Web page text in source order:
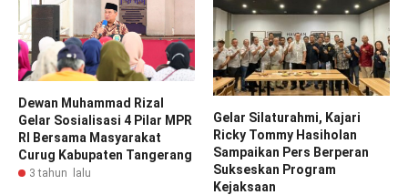
Dewan Muhammad Rizal
Gelar Sosialisasi 4 Pilar MPR
RI Bersama Masyarakat
Curug Kabupaten Tangerang
3 tahun lalu
Gelar Silaturahmi, Kajari
Ricky Tommy Hasiholan
Sampaikan Pers Berperan
Sukseskan Program
Kejaksaan